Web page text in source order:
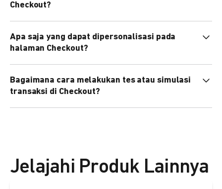
Checkout?
PHP, Node.js, Go, dll).
Apa saja yang dapat dipersonalisasi pada
halaman Checkout?
preferensi bahasa, dan urutan metode pembayaran sesuai
kebutuhan brand Anda.
Bagaimana cara melakukan tes atau simulasi
transaksi di Checkout?
Jelajahi Produk Lainnya